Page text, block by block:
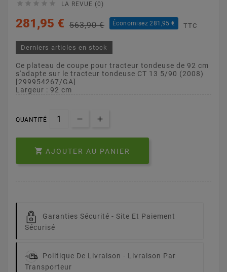
     LA REVUE (0)
281,95 € 563,90 € Économisez 281,95 € TTC
Derniers articles en stock
Ce plateau de coupe pour tracteur tondeuse de 92 cm
s'adapte sur le tracteur tondeuse CT 13 5/90 (2008)
[299954267/GA]
Largeur : 92 cm
QUANTITÉ
 AJOUTER AU PANIER
Garanties Sécurité - Site Et Paiement
Sécurisé
Politique De Livraison - Livraison Par
Transporteur